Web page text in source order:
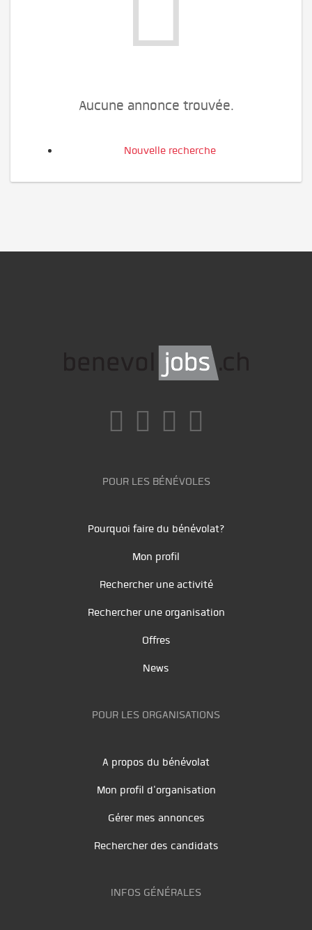
Aucune annonce trouvée.
Nouvelle recherche
POUR LES BÉNÉVOLES
Pourquoi faire du bénévolat?
Mon profil
Rechercher une activité
Rechercher une organisation
Offres
News
POUR LES ORGANISATIONS
A propos du bénévolat
Mon profil d'organisation
Gérer mes annonces
Rechercher des candidats
INFOS GÉNÉRALES